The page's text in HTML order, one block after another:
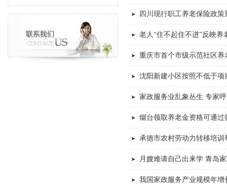
四川现行职工养老保险政策
老人“住不起住不进”反映养
重庆市首个市级示范社区养
沈阳新建小区按照不低于
家政服务业乱象丛生 专家
烟台领取养老金资格可通
承德市农村劳动力转移培训
月嫂难请自己出来学 青岛
我国家政服务产业规模年增